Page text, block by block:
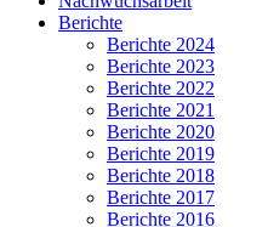
Berichte
Berichte 2024
Berichte 2023
Berichte 2022
Berichte 2021
Berichte 2020
Berichte 2019
Berichte 2018
Berichte 2017
Berichte 2016